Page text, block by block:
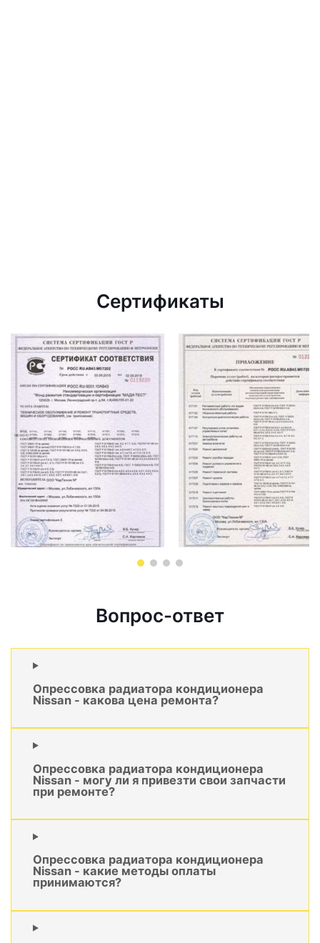
Сертификаты
Вопрос-ответ
Опрессовка радиатора кондиционера
Nissan - какова цена ремонта?
Опрессовка радиатора кондиционера
Nissan - могу ли я привезти свои запчасти
при ремонте?
Опрессовка радиатора кондиционера
Nissan - какие методы оплаты
принимаются?